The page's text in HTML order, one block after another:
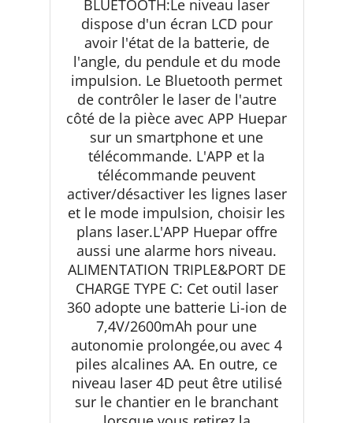
BLUETOOTH:Le niveau laser
dispose d'un écran LCD pour
avoir l'état de la batterie, de
l'angle, du pendule et du mode
impulsion. Le Bluetooth permet
de contrôler le laser de l'autre
côté de la pièce avec APP Huepar
sur un smartphone et une
télécommande. L'APP et la
télécommande peuvent
activer/désactiver les lignes laser
et le mode impulsion, choisir les
plans laser.L'APP Huepar offre
aussi une alarme hors niveau.
ALIMENTATION TRIPLE&PORT DE
CHARGE TYPE C: Cet outil laser
360 adopte une batterie Li-ion de
7,4V/2600mAh pour une
autonomie prolongée,ou avec 4
piles alcalines AA. En outre, ce
niveau laser 4D peut être utilisé
sur le chantier en le branchant